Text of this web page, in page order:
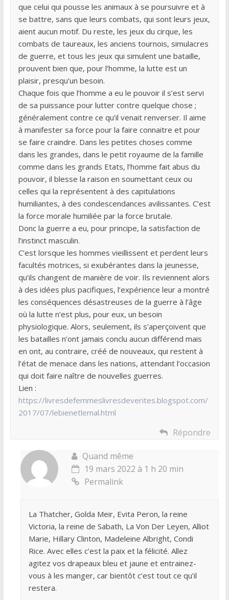
que celui qui pousse les animaux à se poursuivre et à
se battre, sans que leurs combats, qui sont leurs jeux,
aient aucun motif. Du reste, les jeux du cirque, les
combats de taureaux, les anciens tournois, simulacres
de guerre, et tous les jeux qui simulent une bataille,
prouvent bien que, pour l’homme, la lutte est un
plaisir, presqu’un besoin.
Chaque fois que l’homme a eu le pouvoir il s’est servi
de sa puissance pour lutter contre quelque chose ;
généralement contre ce qu’il venait renverser. Il aime
à manifester sa force pour la faire connaitre et pour
se faire craindre. Dans les petites choses comme
dans les grandes, dans le petit royaume de la famille
comme dans les grands Etats, l’homme fait abus du
pouvoir, il blesse la raison en soumettant ceux ou
celles qui la représentent à des capitulations
humiliantes, à des condescendances avilissantes. C’est
la force morale humiliée par la force brutale.
Donc la guerre a eu, pour principe, la satisfaction de
l’instinct masculin.
C’est lorsque les hommes vieillissent et perdent leurs
facultés motrices, si exubérantes dans la jeunesse,
qu’ils changent de manière de voir. Ils reviennent alors
à des idées plus pacifiques, l’expérience leur a montré
les conséquences désastreuses de la guerre à l’âge
où la lutte n’est plus, pour eux, un besoin
physiologique. Alors, seulement, ils s’aperçoivent que
les batailles n’ont jamais conclu aucun différend mais
en ont, au contraire, créé de nouveaux, qui restent à
l’état de menace dans les nations, attendant l’occasion
qui doit faire naître de nouvelles guerres.
Lien :
https://livresdefemmeslivresdeverites.blogspot.com/
2017/07/lebienetlemal.html
Répondre
Quand même
19 mars 2022 à 1 h 20 min
Permalink
La Thatcher, Golda Meir, Evita Peron, la reine
Victoria, la reine de Sabath, La Von Der Leyen, Alliot
Marie, Hillary Clinton, Madeleine Albright, Condi
Rice. Avec elles c’est la paix et la félicité. Allez
agitez vos drapeaux bleu et jaune et entrainez-
vous à les manger, car bientôt c’est tout ce qu’il
restera.